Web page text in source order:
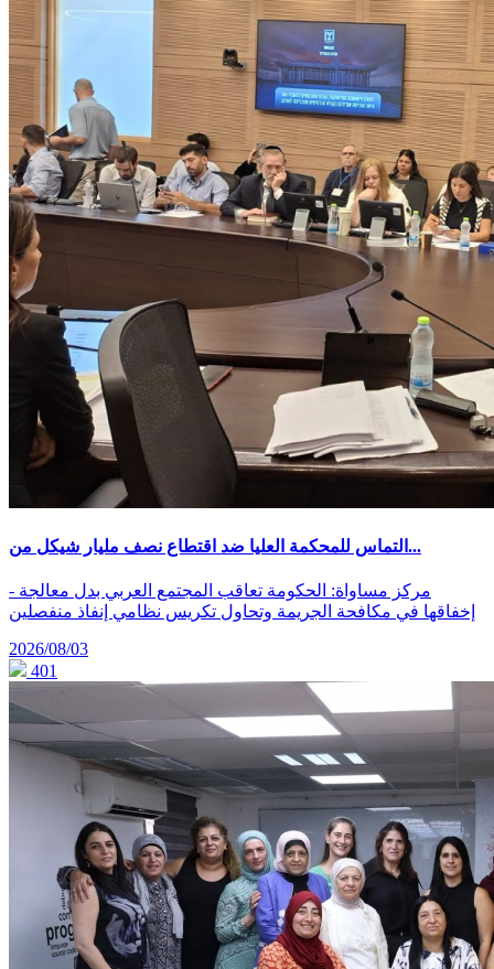
التماس للمحكمة العليا ضد اقتطاع نصف مليار شيكل من...
- مركز مساواة: الحكومة تعاقب المجتمع العربي بدل معالجة
إخفاقها في مكافحة الجريمة وتحاول تكريس نظامي إنفاذ منفصلين
2026/08/03
401